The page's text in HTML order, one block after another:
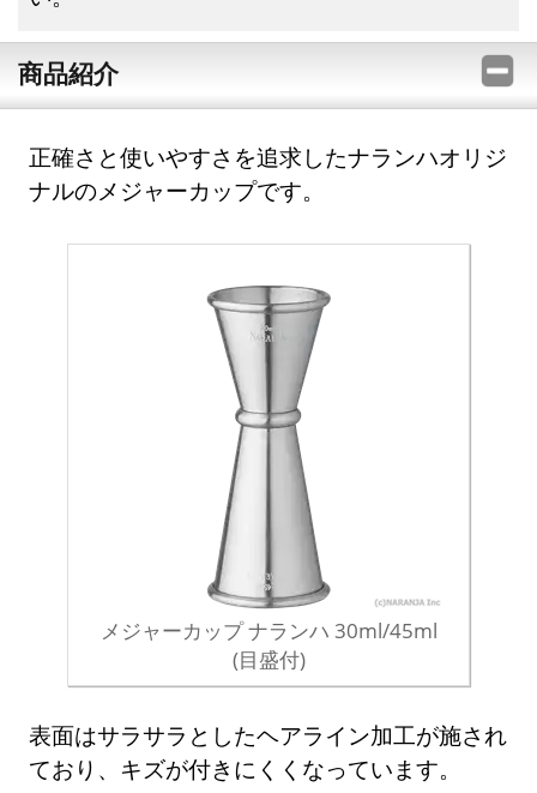
商品紹介
正確さと使いやすさを追求したナランハオリジ
ナルのメジャーカップです。
メジャーカップ ナランハ 30ml/45ml
(目盛付)
表面はサラサラとしたヘアライン加工が施され
ており、キズが付きにくくなっています。